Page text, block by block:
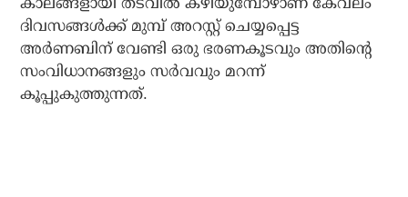
ദിവസങ്ങള്‍ക്ക് മുമ്പ് അറസ്റ്റ് ചെയ്യപ്പെട്ട
അര്‍ണബിന് വേണ്ടി ഒരു ഭരണകൂടവും അതിന്റെ
സംവിധാനങ്ങളും സര്‍വവും മറന്ന്
കൂപ്പുകുത്തുന്നത്.